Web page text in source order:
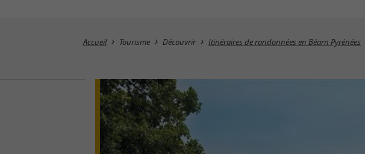
Accueil Tourisme Découvrir Itinéraires de randonnées en Béarn Pyrénées